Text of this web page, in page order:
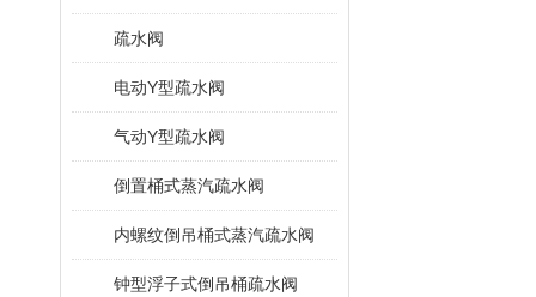
疏水阀
电动Y型疏水阀
气动Y型疏水阀
倒置桶式蒸汽疏水阀
内螺纹倒吊桶式蒸汽疏水阀
钟型浮子式倒吊桶疏水阀